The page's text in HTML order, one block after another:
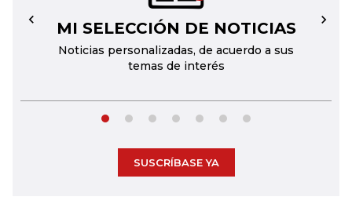
MI SELECCIÓN DE NOTICIAS
Noticias personalizadas, de acuerdo a sus
temas de interés
← →
SUSCRÍBASE YA